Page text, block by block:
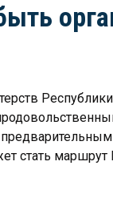
стать маршрут